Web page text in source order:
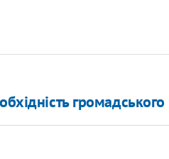
громадського